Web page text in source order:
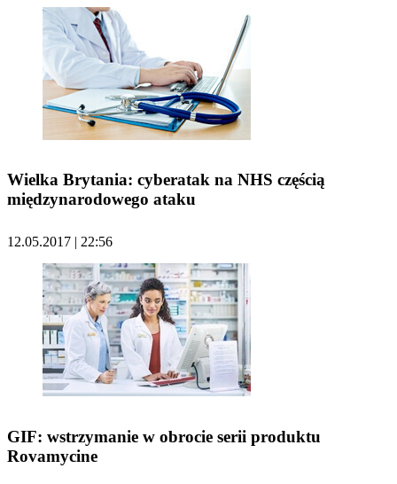
Wielka Brytania: cyberatak na NHS częścią
międzynarodowego ataku
12.05.2017 | 22:56
GIF: wstrzymanie w obrocie serii produktu
Rovamycine